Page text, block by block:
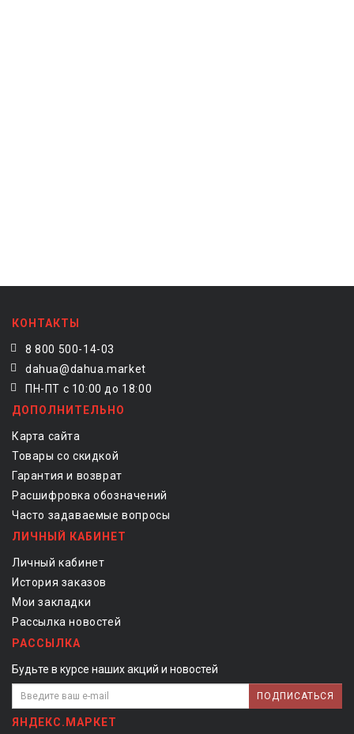
КОНТАКТЫ
8 800 500-14-03
dahua@dahua.market
ПН-ПТ с 10:00 до 18:00
ДОПОЛНИТЕЛЬНО
Карта сайта
Товары со скидкой
Гарантия и возврат
Расшифровка обозначений
Часто задаваемые вопросы
ЛИЧНЫЙ КАБИНЕТ
Личный кабинет
История заказов
Мои закладки
Рассылка новостей
РАССЫЛКА
Будьте в курсе наших акций и новостей
ПОДПИСАТЬСЯ
ЯНДЕКС.МАРКЕТ